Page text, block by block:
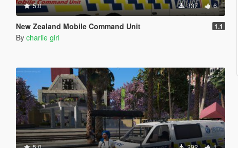
5.0 337 6
New Zealand Mobile Command Unit 1.1
By charlie girl